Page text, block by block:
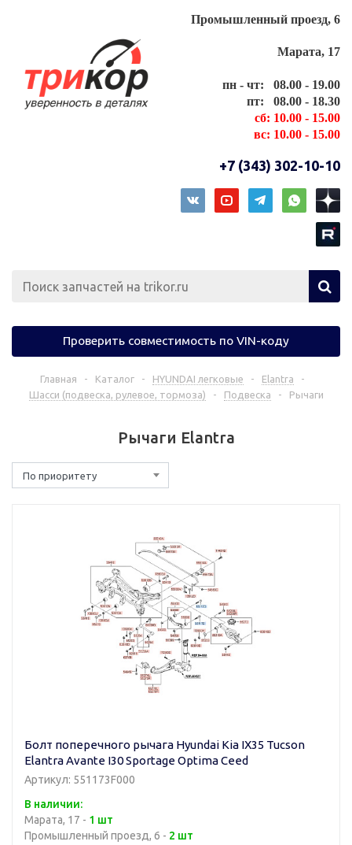
Промышленный проезд, 6
Марата, 17
пн - чт: 08.00 - 19.00
пт: 08.00 - 18.30
сб: 10.00 - 15.00
вс: 10.00 - 15.00
+7 (343) 302-10-10
Проверить совместимость по VIN-коду
Главная - Каталог - HYUNDAI легковые - Elantra
-
Шасси (подвеска, рулевое, тормоза)
- Подвеска - Рычаги
Рычаги Elantra
По приоритету
Болт поперечного рычага Hyundai Kia IX35 Tucson
Elantra Avante I30 Sportage Optima Ceed
Артикул: 551173F000
В наличии:
Марата, 17 - 1 шт
Промышленный проезд, 6 - 2 шт